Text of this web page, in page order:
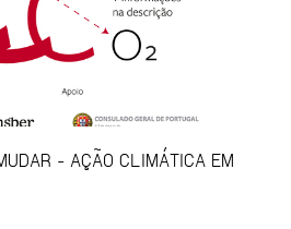
- AÇÃO CLIMÁTICA EM